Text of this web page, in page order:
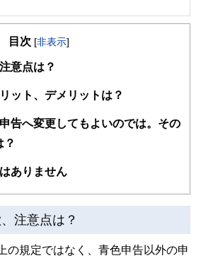
ァイナンシャル・プランニング技能士、特定
技能士、著作権相談員
談センター等の相談員として、相続などの相
イアントと同じ目線で一歩先を行く提案」を
ている。
目次 [非表示]
意点は？
ット、デメリットは？
告へ変更してもよいのでは。その
？
ありません
注意点は？
の規定ではなく、青色申告以外の申